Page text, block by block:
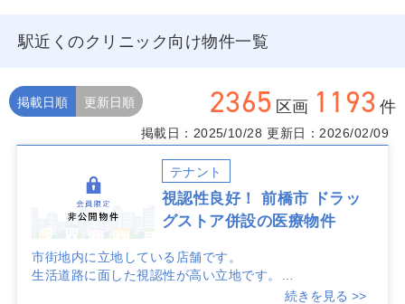
駅近くのクリニック向け物件一覧
2365 区画 1193 件
掲載日順 更新日順
掲載日：2025/10/28 更新日：2026/02/09
テナント
視認性良好！ 前橋市 ドラッ
グストア併設の医療物件
市街地内に立地している店舗です。
生活道路に面した視認性が高い立地です。
続きを見る >>